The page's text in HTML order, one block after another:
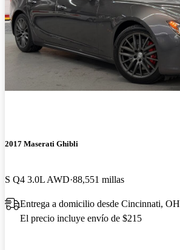
2017 Maserati Ghibli
S Q4 3.0L AWD 88,551 millas
Entrega a domicilio desde Cincinnati, OH
El precio incluye envío de $215